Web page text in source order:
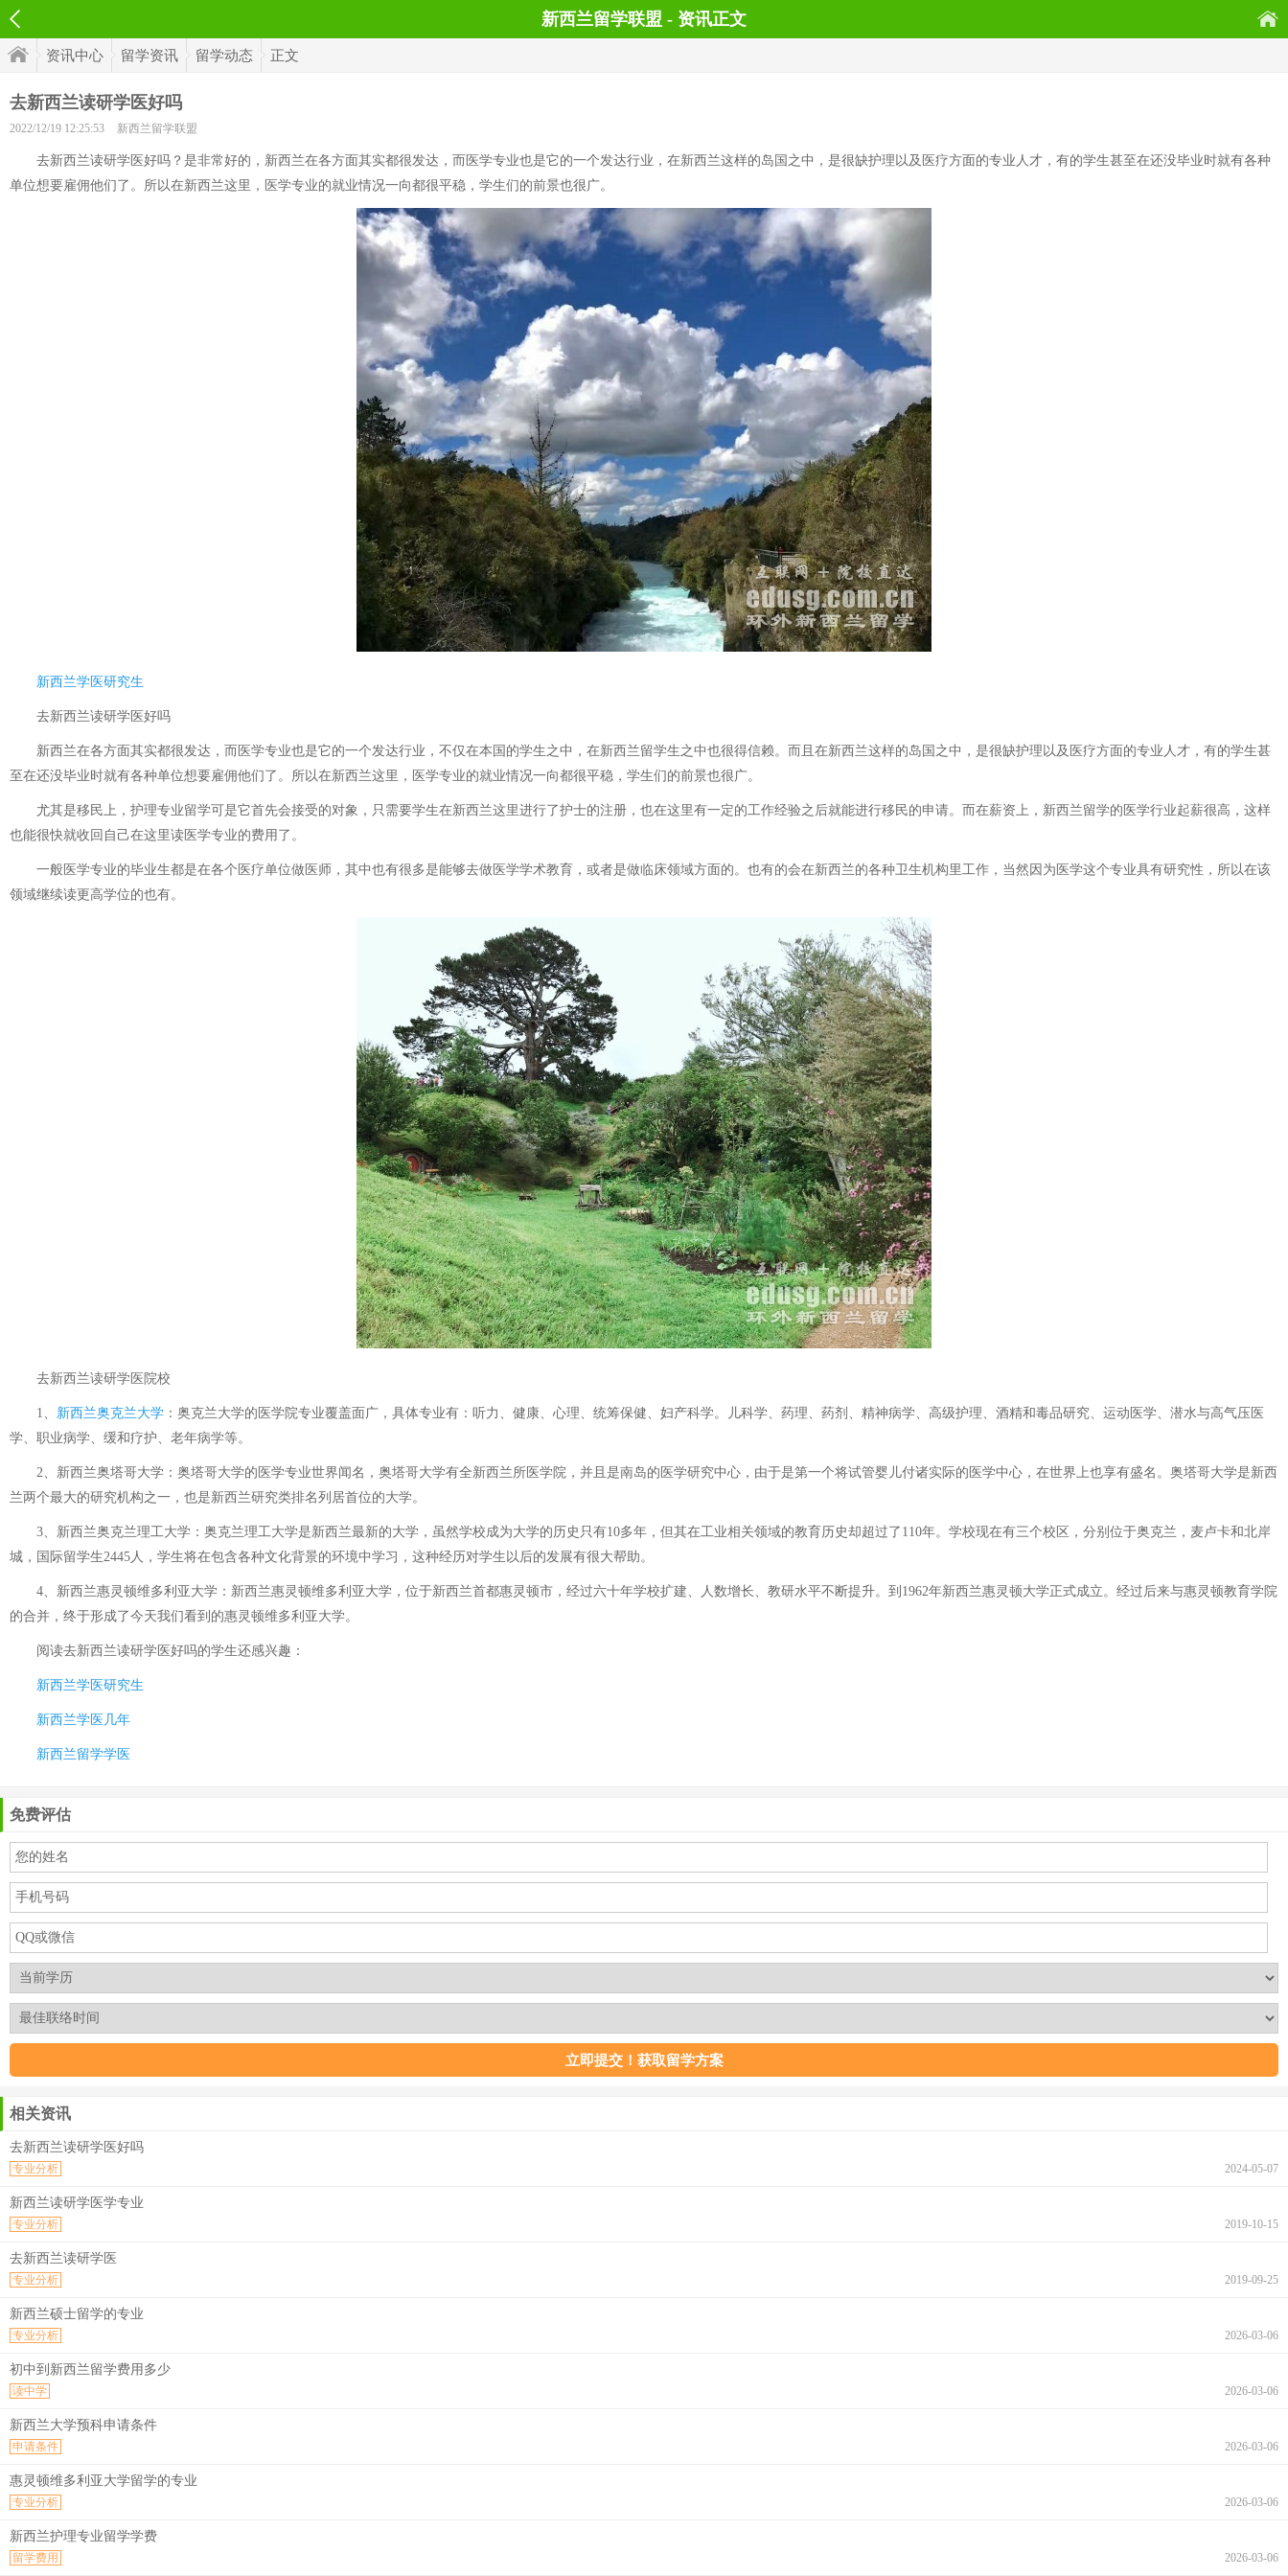
新西兰留学联盟 - 资讯正文
资讯中心 留学资讯 留学动态 正文
去新西兰读研学医好吗
2022/12/19 12:25:53 新西兰留学联盟
去新西兰读研学医好吗？是非常好的，新西兰在各方面其实都很发达，而医学专业也是它的一个发达行业，在新西兰这样的岛国之中，是很缺护理以及医疗方面的专业人才，有的学生甚至在还没毕业时就有各种
单位想要雇佣他们了。所以在新西兰这里，医学专业的就业情况一向都很平稳，学生们的前景也很广。
新西兰学医研究生
去新西兰读研学医好吗
新西兰在各方面其实都很发达，而医学专业也是它的一个发达行业，不仅在本国的学生之中，在新西兰留学生之中也很得信赖。而且在新西兰这样的岛国之中，是很缺护理以及医疗方面的专业人才，有的学生甚
至在还没毕业时就有各种单位想要雇佣他们了。所以在新西兰这里，医学专业的就业情况一向都很平稳，学生们的前景也很广。
尤其是移民上，护理专业留学可是它首先会接受的对象，只需要学生在新西兰这里进行了护士的注册，也在这里有一定的工作经验之后就能进行移民的申请。而在薪资上，新西兰留学的医学行业起薪很高，这样
也能很快就收回自己在这里读医学专业的费用了。
一般医学专业的毕业生都是在各个医疗单位做医师，其中也有很多是能够去做医学学术教育，或者是做临床领域方面的。也有的会在新西兰的各种卫生机构里工作，当然因为医学这个专业具有研究性，所以在该
领域继续读更高学位的也有。
去新西兰读研学医院校
1、 新西兰奥克兰大学 ：奥克兰大学的医学院专业覆盖面广，具体专业有：听力、健康、心理、统筹保健、妇产科学。儿科学、药理、药剂、精神病学、高级护理、酒精和毒品研究、运动医学、潜水与高气压医
学、职业病学、缓和疗护、老年病学等。
2、新西兰奥塔哥大学：奥塔哥大学的医学专业世界闻名，奥塔哥大学有全新西兰所医学院，并且是南岛的医学研究中心，由于是第一个将试管婴儿付诸实际的医学中心，在世界上也享有盛名。奥塔哥大学是新西
兰两个最大的研究机构之一，也是新西兰研究类排名列居首位的大学。
3、新西兰奥克兰理工大学：奥克兰理工大学是新西兰最新的大学，虽然学校成为大学的历史只有10多年，但其在工业相关领域的教育历史却超过了110年。学校现在有三个校区，分别位于奥克兰，麦卢卡和北岸
城，国际留学生2445人，学生将在包含各种文化背景的环境中学习，这种经历对学生以后的发展有很大帮助。
4、新西兰惠灵顿维多利亚大学：新西兰惠灵顿维多利亚大学，位于新西兰首都惠灵顿市，经过六十年学校扩建、人数增长、教研水平不断提升。到1962年新西兰惠灵顿大学正式成立。经过后来与惠灵顿教育学院
的合并，终于形成了今天我们看到的惠灵顿维多利亚大学。
阅读去新西兰读研学医好吗的学生还感兴趣：
新西兰学医研究生
新西兰学医几年
新西兰留学学医
免费评估
相关资讯
去新西兰读研学医好吗
2024-05-07
专业分析
新西兰读研学医学专业
2019-10-15
专业分析
去新西兰读研学医
2019-09-25
专业分析
新西兰硕士留学的专业
2026-03-06
专业分析
初中到新西兰留学费用多少
2026-03-06
读中学
新西兰大学预科申请条件
2026-03-06
申请条件
惠灵顿维多利亚大学留学的专业
2026-03-06
专业分析
新西兰护理专业留学学费
2026-03-06
留学费用